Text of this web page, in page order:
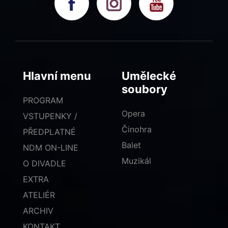
Hlavní menu
PROGRAM
VSTUPENKY /
PŘEDPLATNÉ
NDM ON-LINE
O DIVADLE
EXTRA
ATELIÉR
ARCHIV
Umělecké
soubory
Opera
Činohra
Balet
Muzikál